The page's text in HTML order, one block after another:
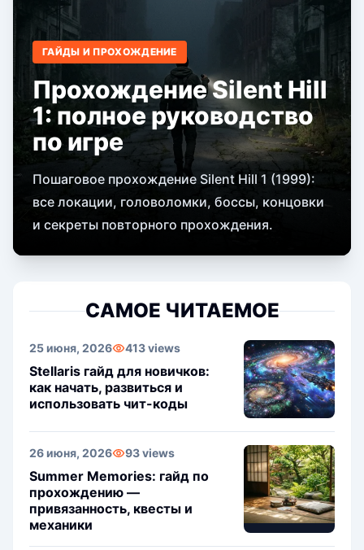
ГАЙДЫ И ПРОХОЖДЕНИЕ
Прохождение Silent Hill
1: полное руководство
по игре
Пошаговое прохождение Silent Hill 1 (1999):
все локации, головоломки, боссы, концовки
и секреты повторного прохождения.
САМОЕ ЧИТАЕМОЕ
25 июня, 2026 413 views
Stellaris гайд для новичков:
как начать, развиться и
использовать чит-коды
26 июня, 2026 93 views
Summer Memories: гайд по
прохождению —
привязанность, квесты и
механики